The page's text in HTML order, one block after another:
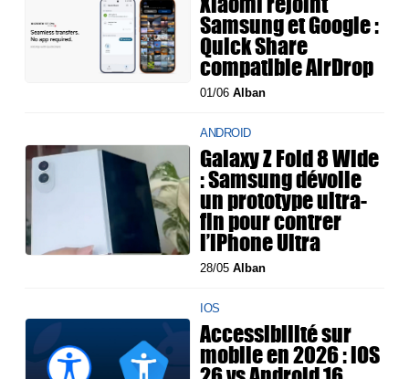
Samsung et Google :
Quick Share
compatible AirDrop
01/06Alban
ANDROID
Galaxy Z Fold 8 Wide
: Samsung dévoile
un prototype ultra-
fin pour contrer
l’iPhone Ultra
28/05Alban
IOS
Accessibilité sur
mobile en 2026 : iOS